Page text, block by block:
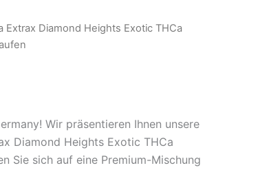
Extrax Diamond Heights Exotic THCa
Wir präsentieren Ihnen unsere
Diamond Heights Exotic THCa
Sie sich auf eine Premium-Mischung